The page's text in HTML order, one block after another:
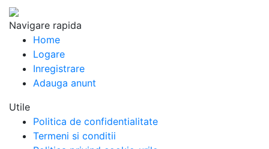
Navigare rapida
Home
Logare
Inregistrare
Adauga anunt
Utile
Politica de confidentialitate
Termeni si conditii